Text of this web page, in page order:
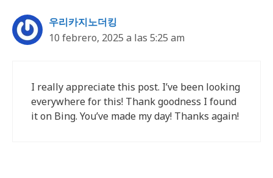
우리카지노더킹
10 febrero, 2025 a las 5:25 am
I really appreciate this post. I’ve been looking
everywhere for this! Thank goodness I found
it on Bing. You’ve made my day! Thanks again!